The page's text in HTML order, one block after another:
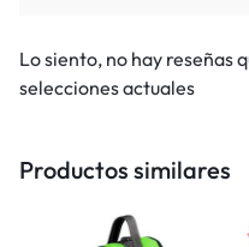
Lo siento, no hay reseñas
selecciones actuales
Productos similares